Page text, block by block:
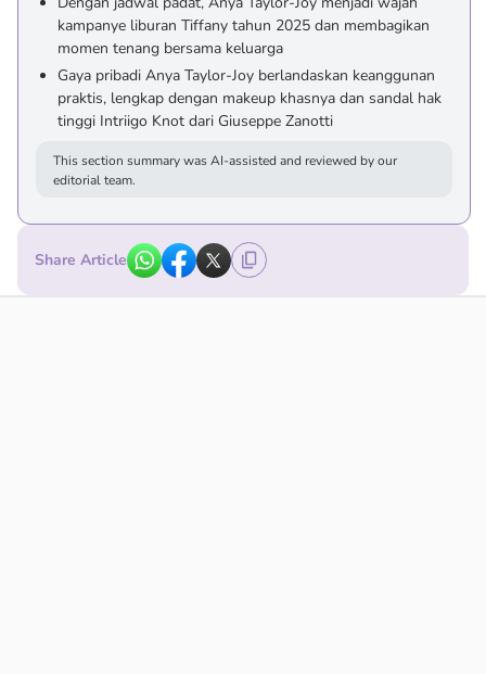
kampanye liburan Tiffany tahun 2025 dan membagikan
momen tenang bersama keluarga
Gaya pribadi Anya Taylor-Joy berlandaskan keanggunan
praktis, lengkap dengan makeup khasnya dan sandal hak
tinggi Intriigo Knot dari Giuseppe Zanotti
This section summary was AI-assisted and reviewed by our
editorial team.
Share Article